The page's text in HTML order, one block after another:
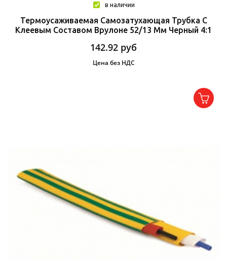
в наличии
Термоусаживаемая Самозатухающая Трубка C
Клеевым Составом Врулоне 52/13 Мм Черный 4:1
142.92 руб
Цена без НДС